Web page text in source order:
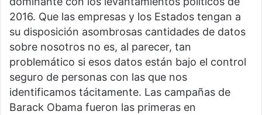
2016. Que las empresas y los Estados tengan a
su disposición asombrosas cantidades de datos
sobre nosotros no es, al parecer, tan
problemático si esos datos están bajo el control
seguro de personas con las que nos
identificamos tácitamente. Las campañas de
Barack Obama fueron las primeras en